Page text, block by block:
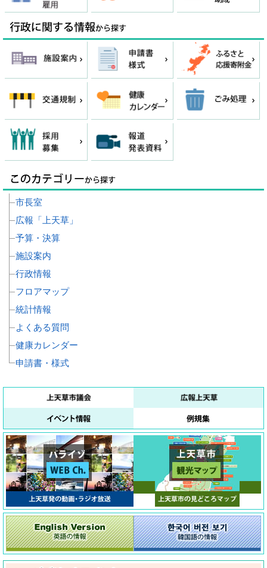
市長室
広報「上天草」
予算・決算
施設案内
行政情報
フロアマップ
統計情報
よくある質問
健康カレンダー
申請書・様式